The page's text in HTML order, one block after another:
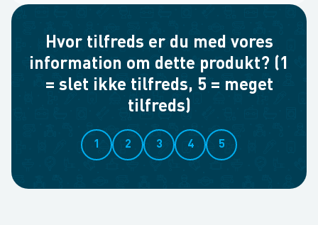
Hvor tilfreds er du med vores
information om dette produkt? (1
= slet ikke tilfreds, 5 = meget
tilfreds)
1 2 3 4 5